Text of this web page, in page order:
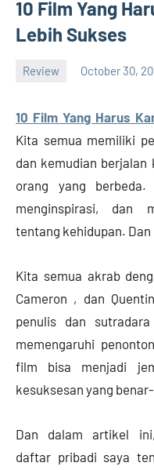
10 Film Yang
Lebih Sukses
Review October 30,
10 Film Yang Harus
Kita semua memiliki
dan kemudian berjalan
orang yang
menginspirasi, dan
tentang kehidupan.
Kita semua akrab
Cameron , dan
penulis dan
memengaruhi
film bisa menjadi
kesuksesan yang
Dan dalam artikel
daftar pribadi saya